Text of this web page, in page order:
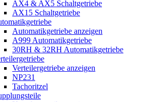
AX4 & AX5 Schaltgetriebe
AX15 Schaltgetriebe
Automatikgetriebe anzeigen
A999 Automatikgetriebe
30RH & 32RH Automatikgetriebe
Verteilergetriebe anzeigen
NP231
Tachoritzel